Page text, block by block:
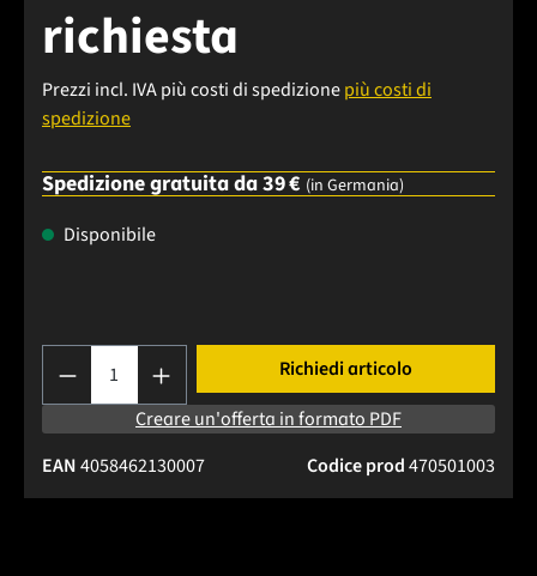
richiesta
Prezzi incl. IVA più costi di spedizionepiù costi di
spedizione
Spedizione gratuita da 39 € (in Germania)
Disponibile
Quantità del prodotto: inserisci la
Richiedi articolo
Creare un'offerta in formato PDF
Codice prod470501003
EAN4058462130007